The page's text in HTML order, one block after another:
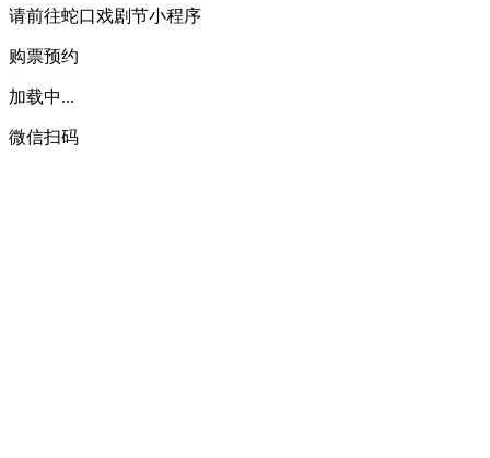
请前往蛇口戏剧节小程序
购票预约
加载中...
微信扫码